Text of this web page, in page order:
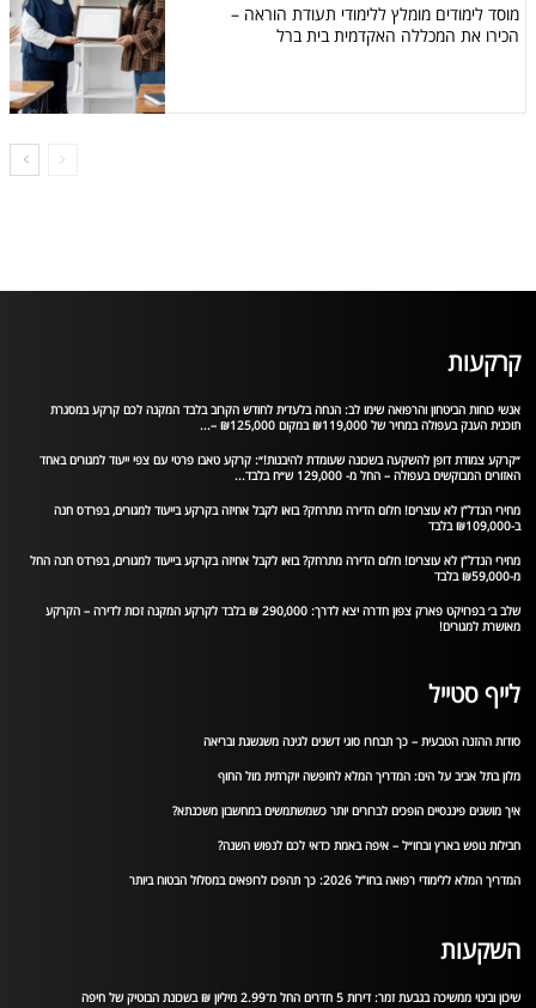
מוסד לימודים מומלץ ללימודי תעודת הוראה –
הכירו את המכללה האקדמית בית ברל
קרקעות
אנשי כוחות הביטחון והרפואה שימו לב: הנחה בלעדית לחודש הקרוב בלבד המקנה לכם קרקע במסגרת
תוכנית הענק בעפולה במחיר של ₪119,000 במקום ₪125,000 –...
״קרקע צמודת דופן להשקעה בשכונה שעומדת להיבנות!״: קרקע טאבו פרטי עם צפי ייעוד למגורים באחד
האזורים המבוקשים בעפולה – החל מ- 129,000 ש״ח בלבד...
מחירי הנדל”ן לא עוצרים! חלום הדירה מתרחק? בואו לקבל אחיזה בקרקע בייעוד למגורים, בפרדס חנה
ב-₪109,000 בלבד
מחירי הנדל”ן לא עוצרים! חלום הדירה מתרחק? בואו לקבל אחיזה בקרקע בייעוד למגורים, בפרדס חנה החל
מ-₪59,000 בלבד
שלב ב׳ בפרויקט פארק צפון חדרה יצא לדרך: 290,000 ₪ בלבד לקרקע המקנה זכות לדירה – הקרקע
מאושרת למגורים!
לייף סטייל
סודות ההזנה הטבעית – כך תבחרו סוגי דשנים לגינה משגשגת ובריאה
מלון בתל אביב על הים: המדריך המלא לחופשה יוקרתית מול החוף
איך מושגים פיננסיים הופכים לברורים יותר כשמשתמשים במחשבון משכנתא?
חבילות נופש בארץ ובחו״ל – איפה באמת כדאי לכם לנפוש השנה?
המדריך המלא ללימודי רפואה בחו”ל 2026: כך תהפכו לרופאים במסלול הבטוח ביותר
השקעות
שיכון ובינוי ממשיכה בגבעת זמר: דירות 5 חדרים החל מ־2.99 מיליון ₪ בשכונת הבוטיק של חיפה